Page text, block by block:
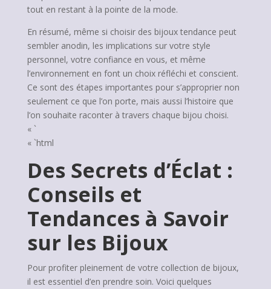
tout en restant à la pointe de la mode.
En résumé, même si choisir des bijoux tendance peut
sembler anodin, les implications sur votre style
personnel, votre confiance en vous, et même
l’environnement en font un choix réfléchi et conscient.
Ce sont des étapes importantes pour s’approprier non
seulement ce que l’on porte, mais aussi l’histoire que
l’on souhaite raconter à travers chaque bijou choisi.
« `
« `html
Des Secrets d’Éclat :
Conseils et
Tendances à Savoir
sur les Bijoux
Pour profiter pleinement de votre collection de bijoux,
il est essentiel d’en prendre soin. Voici quelques